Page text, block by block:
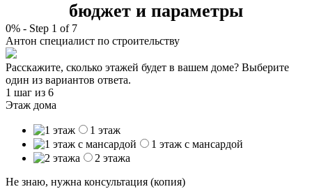
бюджет и параметры
0% - Step 1 of 7
Антон специалист по строительству
Расскажите, сколько этажей будет в вашем доме? Выберите
один из вариантов ответа.
1 шаг из 6
Этаж дома
1 этаж
1 этаж с мансардой
2 этажа
Не знаю, нужна консультация (копия)